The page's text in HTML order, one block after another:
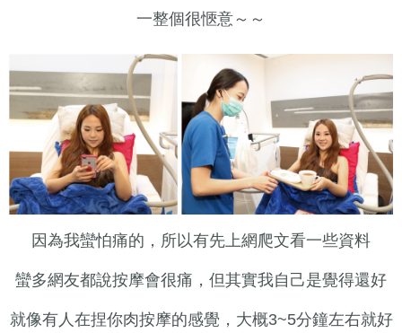
一整個很愜意～～
因為我蠻怕痛的，所以有先上網爬文看一些資料
蠻多網友都說按摩會很痛，但其實我自己是覺得還好
就像有人在捏你肉按摩的感覺，大概3~5分鐘左右就好